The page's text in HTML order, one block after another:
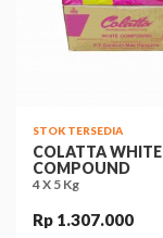
STOK TERSEDIA
COLATTA WHITE
COMPOUND
4 X 5 Kg
Rp 1.307.000